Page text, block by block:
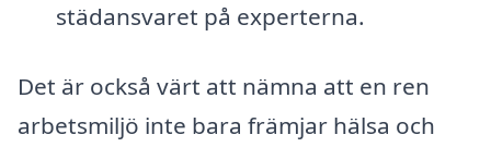
städansvaret på experterna.
Det är också värt att nämna att en ren
arbetsmiljö inte bara främjar hälsa och